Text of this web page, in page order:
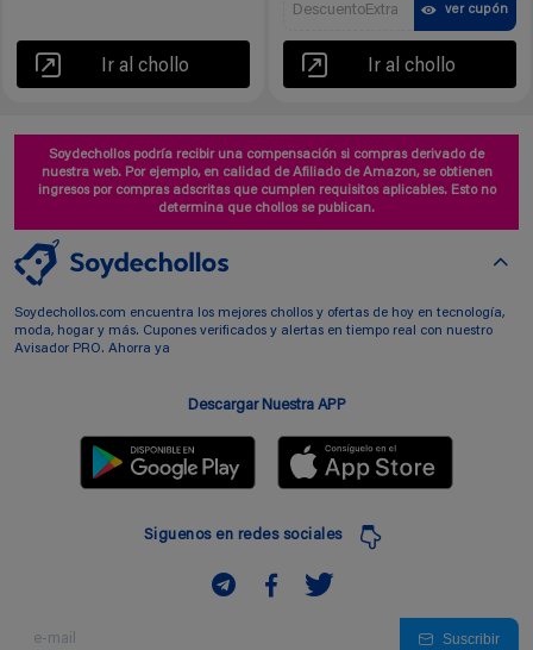
Ir al chollo
DescuentoExtra ver cupón
Ir al chollo
Soydechollos podría recibir una compensación si compras derivado de
nuestra web. Por ejemplo, en calidad de Afiliado de Amazon, se obtienen
ingresos por compras adscritas que cumplen requisitos aplicables. Esto no
determina que chollos se publican.
Soydechollos.com encuentra los mejores chollos y ofertas de hoy en tecnología,
moda, hogar y más. Cupones verificados y alertas en tiempo real con nuestro
Avisador PRO. Ahorra ya
Descargar Nuestra APP
Siguenos en redes sociales
Suscribir